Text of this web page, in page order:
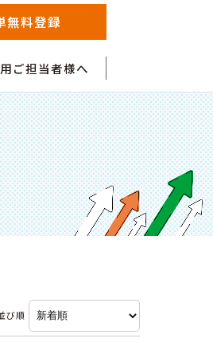
無料登録
ご担当者様へ
び順